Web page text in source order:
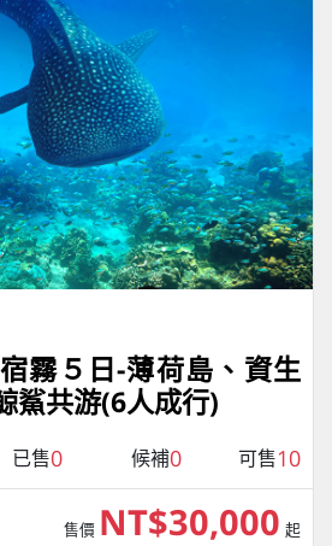
宿霧５日-薄荷島、資生
鯊共游(6人成行)
已售0 候補0 可售10
售價 NT$30,000 起